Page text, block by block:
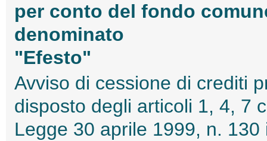
per conto del fondo
denominato
"Efesto"
Avviso di cessione di crediti
disposto degli articoli 1, 4, 7
Legge 30 aprile 1999, n.